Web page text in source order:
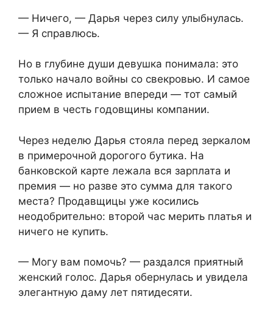
— Ничего, — Дарья через силу улыбнулась.
— Я справлюсь.
Но в глубине души девушка понимала: это
только начало войны со свекровью. И самое
сложное испытание впереди — тот самый
прием в честь годовщины компании.
Через неделю Дарья стояла перед зеркалом
в примерочной дорогого бутика. На
банковской карте лежала вся зарплата и
премия — но разве это сумма для такого
места? Продавщицы уже косились
неодобрительно: второй час мерить платья и
ничего не купить.
— Могу вам помочь? — раздался приятный
женский голос. Дарья обернулась и увидела
элегантную даму лет пятидесяти.